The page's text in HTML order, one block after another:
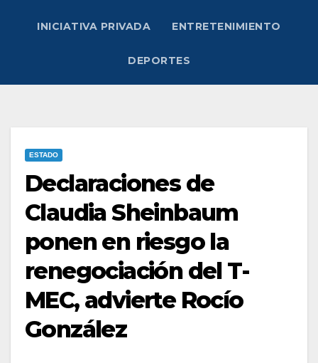
INICIATIVA PRIVADA ENTRETENIMIENTO
DEPORTES
ESTADO
Declaraciones de
Claudia Sheinbaum
ponen en riesgo la
renegociación del T-
MEC, advierte Rocío
González